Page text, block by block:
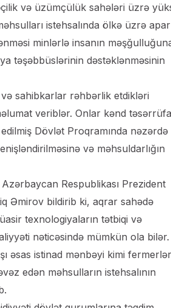
və üzümçülük sahələri üzrə
istehsalında ölkə üzrə
minlərlə insanın
təşəbbüslərinin dəstəklənməsinin
sahibkarlar rəhbərlik etdikləri
veriblər. Onlar kənd
Dövlət Proqramında nəzərdə
və məhsuldarlığın
Respublikası Prezident
Əmirov bildirib ki, aqrar sahədə
texnologiyaların tətbiqi və
nəticəsində mümkün ola bilər.
əsas istinad mənbəyi kimi
edən məhsulların istehsalının